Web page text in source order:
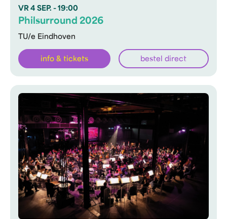
VR 4 SEP. - 19:00
TU/e Eindhoven
Philsurround 2026
info & tickets bestel direct